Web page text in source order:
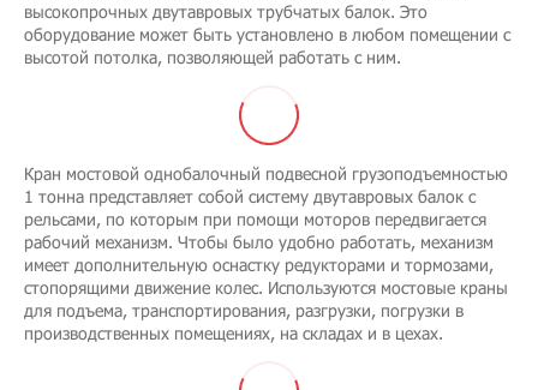
высокопрочных двутавровых трубчатых балок. Это
оборудование может быть установлено в любом помещении с
высотой потолка, позволяющей работать с ним.
Кран мостовой однобалочный подвесной грузоподъемностью
1 тонна представляет собой систему двутавровых балок с
рельсами, по которым при помощи моторов передвигается
рабочий механизм. Чтобы было удобно работать, механизм
имеет дополнительную оснастку редукторами и тормозами,
стопорящими движение колес. Используются мостовые краны
для подъема, транспортирования, разгрузки, погрузки в
производственных помещениях, на складах и в цехах.